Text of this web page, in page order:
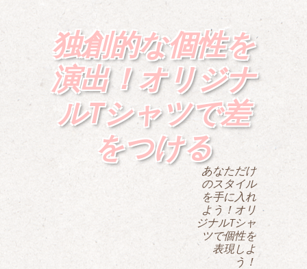
独創的な個性を
演出！オリジナ
ルTシャツで差
をつける
あなただけ
のスタイル
を手に入れ
よう！オリ
ジナルTシャ
ツで個性を
表現しよ
う！